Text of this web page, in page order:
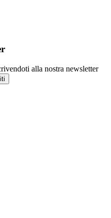
alla nostra newsletter